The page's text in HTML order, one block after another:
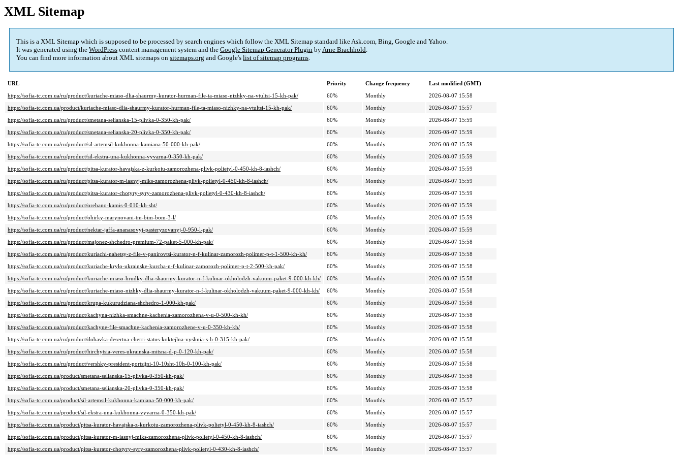
XML Sitemap
This is a XML Sitemap which is supposed to be processed by search engines which follow the XML Sitemap standard like Ask.com, Bing, Google and Yahoo.
It was generated using the WordPress content management system and the Google Sitemap Generator Plugin byArne Brachhold.
You can find more information about XML sitemaps on sitemaps.org and Google's list of sitemap programs.
URL Priority Change frequency
Last modified (GMT)
https://sofia-tc.com.ua/ru/product/kuriache-miaso-dlia-shaurmy-kurator-hurman-file-ta-miaso-nizhky-na-vtultsi-15-kh-pak/
60% Monthly
2026-08-07 15:58
https://sofia-tc.com.ua/product/kuriache-miaso-dlia-shaurmy-kurator-hurman-file-ta-miaso-nizhky-na-vtultsi-15-kh-pak/
60% Monthly
2026-08-07 15:57
https://sofia-tc.com.ua/ru/product/smetana-selianska-15-plivka-0-350-kh-pak/
60% Monthly
2026-08-07 15:59
https://sofia-tc.com.ua/ru/product/smetana-selianska-20-plivka-0-350-kh-pak/
60% Monthly
2026-08-07 15:59
https://sofia-tc.com.ua/ru/product/sil-artemsil-kukhonna-kamiana-50-000-kh-pak/
60% Monthly
2026-08-07 15:59
https://sofia-tc.com.ua/ru/product/sil-ekstra-una-kukhonna-vyvarna-0-350-kh-pak/
60% Monthly
2026-08-07 15:59
https://sofia-tc.com.ua/ru/product/pitsa-kurator-havajska-z-kurkoiu-zamorozhena-plivk-polietyl-0-450-kh-8-iashch/
60% Monthly
2026-08-07 15:59
https://sofia-tc.com.ua/ru/product/pitsa-kurator-m-iasnyj-miks-zamorozhena-plivk-polietyl-0-450-kh-8-iashch/
60% Monthly
2026-08-07 15:59
https://sofia-tc.com.ua/ru/product/pitsa-kurator-chotyry-syry-zamorozhena-plivk-polietyl-0-430-kh-8-iashch/
60% Monthly
2026-08-07 15:59
https://sofia-tc.com.ua/ru/product/orehano-kamis-0-010-kh-sht/
60% Monthly
2026-08-07 15:59
https://sofia-tc.com.ua/ru/product/ohirky-marynovani-tm-bim-bom-3-l/
60% Monthly
2026-08-07 15:59
https://sofia-tc.com.ua/ru/product/nektar-jaffa-ananasovyj-pasteryzovanyj-0-950-l-pak/
60% Monthly
2026-08-07 15:59
https://sofia-tc.com.ua/ru/product/majonez-shchedro-premium-72-paket-5-000-kh-pak/
60% Monthly
2026-08-07 15:58
https://sofia-tc.com.ua/ru/product/kuriachi-nahetsy-z-file-v-panirovtsi-kurator-n-f-kulinar-zamorozh-polimer-p-t-1-500-kh-kh/
60% Monthly
2026-08-07 15:58
https://sofia-tc.com.ua/ru/product/kuriache-krylo-ukrainske-kurcha-n-f-kulinar-zamorozh-polimer-p-t-2-500-kh-pak/
60% Monthly
2026-08-07 15:58
https://sofia-tc.com.ua/ru/product/kuriache-miaso-hrudky-dlia-shaurmy-kurator-n-f-kulinar-okholodzh-vakuum-paket-9-000-kh-kh/
60% Monthly
2026-08-07 15:58
https://sofia-tc.com.ua/ru/product/kuriache-miaso-nizhky-dlia-shaurmy-kurator-n-f-kulinar-okholodzh-vakuum-paket-9-000-kh-kh/
60% Monthly
2026-08-07 15:58
https://sofia-tc.com.ua/ru/product/krupa-kukurudziana-shchedro-1-000-kh-pak/
60% Monthly
2026-08-07 15:58
https://sofia-tc.com.ua/ru/product/kachyna-nizhka-smachne-kachenia-zamorozhena-v-u-0-500-kh-kh/
60% Monthly
2026-08-07 15:58
https://sofia-tc.com.ua/ru/product/kachyne-file-smachne-kachenia-zamorozhene-v-u-0-350-kh-kh/
60% Monthly
2026-08-07 15:58
https://sofia-tc.com.ua/ru/product/dobavka-desertna-cherri-status-koktejlna-vyshnia-s-b-0-315-kh-pak/
60% Monthly
2026-08-07 15:58
https://sofia-tc.com.ua/ru/product/hirchytsia-veres-ukrainska-mitsna-d-p-0-120-kh-pak/
60% Monthly
2026-08-07 15:58
https://sofia-tc.com.ua/ru/product/vershky-president-portsijni-10-10sht-10h-0-100-kh-pak/
60% Monthly
2026-08-07 15:58
https://sofia-tc.com.ua/product/smetana-selianska-15-plivka-0-350-kh-pak/
60% Monthly
2026-08-07 15:58
https://sofia-tc.com.ua/product/smetana-selianska-20-plivka-0-350-kh-pak/
60% Monthly
2026-08-07 15:58
https://sofia-tc.com.ua/product/sil-artemsil-kukhonna-kamiana-50-000-kh-pak/
60% Monthly
2026-08-07 15:57
https://sofia-tc.com.ua/product/sil-ekstra-una-kukhonna-vyvarna-0-350-kh-pak/
60% Monthly
2026-08-07 15:57
https://sofia-tc.com.ua/product/pitsa-kurator-havajska-z-kurkoiu-zamorozhena-plivk-polietyl-0-450-kh-8-iashch/
60% Monthly
2026-08-07 15:57
https://sofia-tc.com.ua/product/pitsa-kurator-m-iasnyj-miks-zamorozhena-plivk-polietyl-0-450-kh-8-iashch/
60% Monthly
2026-08-07 15:57
https://sofia-tc.com.ua/product/pitsa-kurator-chotyry-syry-zamorozhena-plivk-polietyl-0-430-kh-8-iashch/
60% Monthly 2026-08-07 15:57